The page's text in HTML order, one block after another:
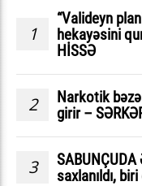
1
“Valideyn
hekayəsini
HİSSƏ
2
Narkotik
girir –
3
saxlanıldı,